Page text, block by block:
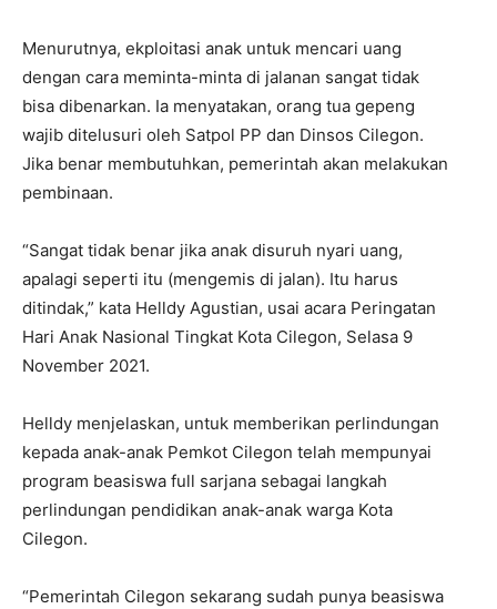
Menurutnya, ekploitasi anak untuk mencari uang
dengan cara meminta-minta di jalanan sangat tidak
bisa dibenarkan. Ia menyatakan, orang tua gepeng
wajib ditelusuri oleh Satpol PP dan Dinsos Cilegon.
Jika benar membutuhkan, pemerintah akan melakukan
pembinaan.
“Sangat tidak benar jika anak disuruh nyari uang,
apalagi seperti itu (mengemis di jalan). Itu harus
ditindak,” kata Helldy Agustian, usai acara Peringatan
Hari Anak Nasional Tingkat Kota Cilegon, Selasa 9
November 2021.
Helldy menjelaskan, untuk memberikan perlindungan
kepada anak-anak Pemkot Cilegon telah mempunyai
program beasiswa full sarjana sebagai langkah
perlindungan pendidikan anak-anak warga Kota
Cilegon.
“Pemerintah Cilegon sekarang sudah punya beasiswa